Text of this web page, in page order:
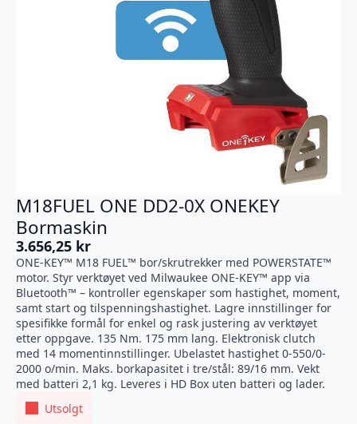
M18FUEL ONE DD2-0X ONEKEY
Bormaskin
3.656,25 kr
ONE-KEY™ M18 FUEL™ bor/skrutrekker med POWERSTATE™
motor. Styr verktøyet ved Milwaukee ONE-KEY™ app via
Bluetooth™ – kontroller egenskaper som hastighet, moment,
samt start og tilspenningshastighet. Lagre innstillinger for
spesifikke formål for enkel og rask justering av verktøyet
etter oppgave. 135 Nm. 175 mm lang. Elektronisk clutch
med 14 momentinnstillinger. Ubelastet hastighet 0-550/0-
2000 o/min. Maks. borkapasitet i tre/stål: 89/16 mm. Vekt
med batteri 2,1 kg. Leveres i HD Box uten batteri og lader.
Utsolgt